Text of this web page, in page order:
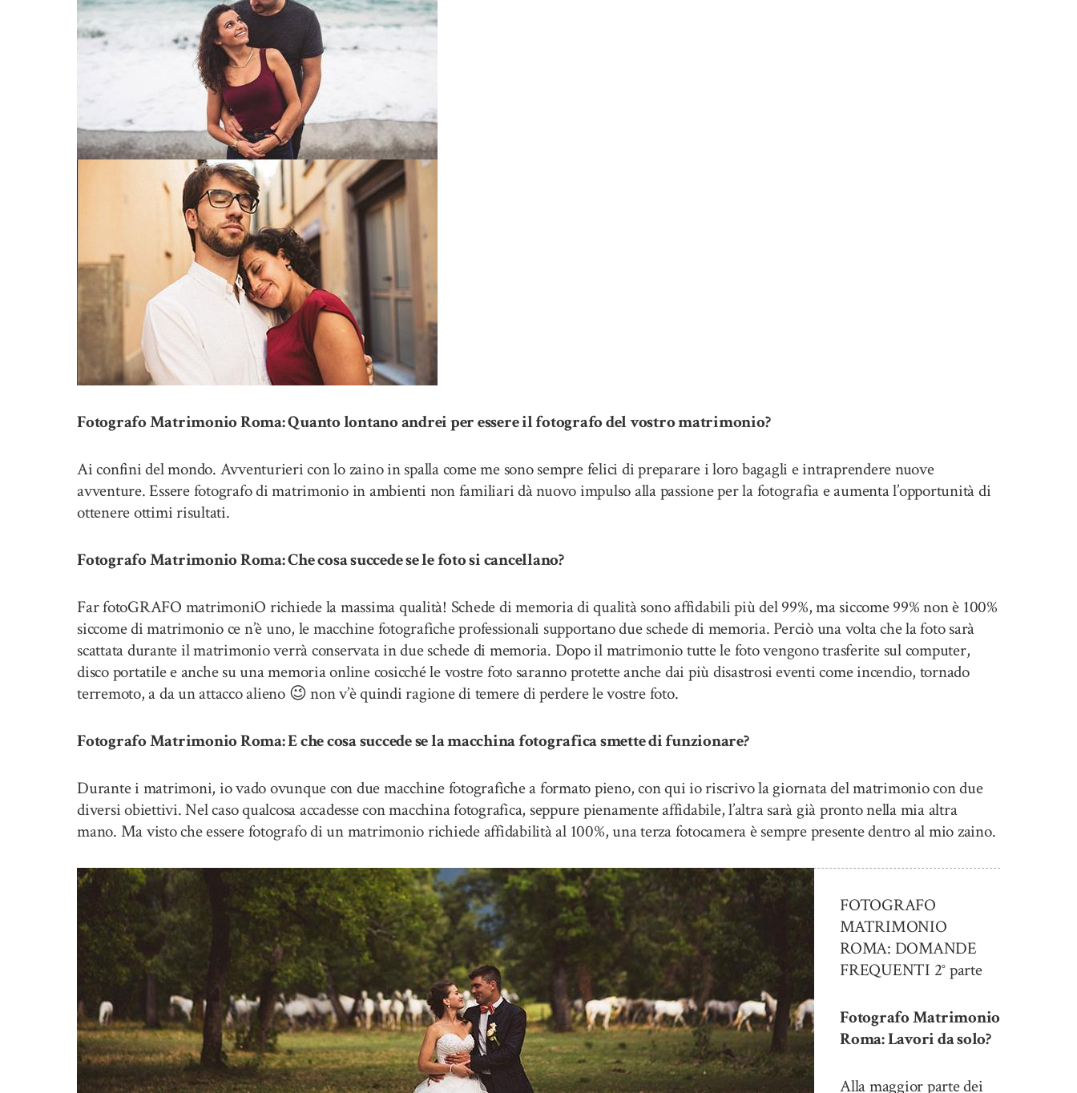
Fotografo Matrimonio Roma: Quanto lontano andrei per essere il fotografo del vostro matrimonio?
Ai confini del mondo. Avventurieri con lo zaino in spalla come me sono sempre felici di preparare i loro bagagli e intraprendere nuove
avventure. Essere fotografo di matrimonio in ambienti non familiari dà nuovo impulso alla passione per la fotografia e aumenta l’opportunità di
ottenere ottimi risultati.
Fotografo Matrimonio Roma: Che cosa succede se le foto si cancellano?
Far fotoGRAFO matrimoniO richiede la massima qualità! Schede di memoria di qualità sono affidabili più del 99%, ma siccome 99% non è 100%
siccome di matrimonio ce n’è uno, le macchine fotografiche professionali supportano due schede di memoria. Perciò una volta che la foto sarà
scattata durante il matrimonio verrà conservata in due schede di memoria. Dopo il matrimonio tutte le foto vengono trasferite sul computer,
disco portatile e anche su una memoria online cosicché le vostre foto saranno protette anche dai più disastrosi eventi come incendio, tornado
terremoto, a da un attacco alieno 😉 non v’è quindi ragione di temere di perdere le vostre foto.
Fotografo Matrimonio Roma: E che cosa succede se la macchina fotografica smette di funzionare?
Durante i matrimoni, io vado ovunque con due macchine fotografiche a formato pieno, con qui io riscrivo la giornata del matrimonio con due
diversi obiettivi. Nel caso qualcosa accadesse con macchina fotografica, seppure pienamente affidabile, l’altra sarà già pronto nella mia altra
mano. Ma visto che essere fotografo di un matrimonio richiede affidabilità al 100%, una terza fotocamera è sempre presente dentro al mio zaino.
FOTOGRAFO
MATRIMONIO
ROMA: DOMANDE
FREQUENTI 2° parte
Fotografo Matrimonio
Roma: Lavori da solo?
Alla maggior parte dei